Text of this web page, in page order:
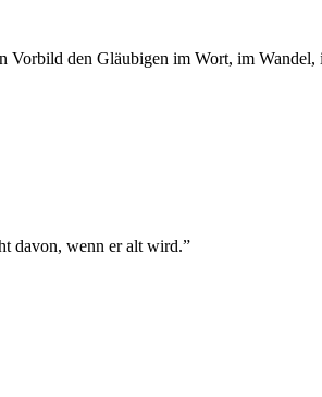
Vorbild den Gläubigen im Wort, im
davon, wenn er alt wird.”